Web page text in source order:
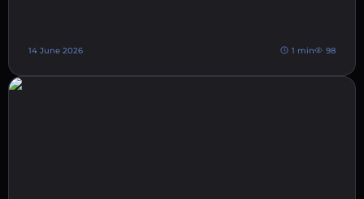
14 June 2026 1 min 98